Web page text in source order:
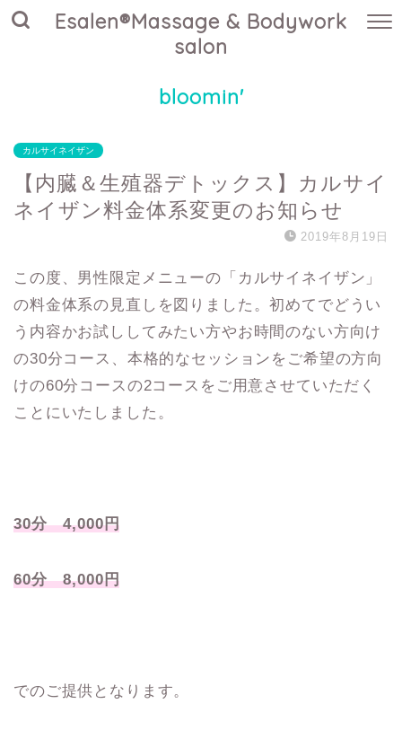
Esalen®Massage & Bodywork
salon
bloomin'
カルサイネイザン
【内臓＆生殖器デトックス】カルサイ
ネイザン料金体系変更のお知らせ
2019年8月19日
この度、男性限定メニューの「カルサイネイザン」
の料金体系の見直しを図りました。初めてでどうい
う内容かお試ししてみたい方やお時間のない方向け
の30分コース、本格的なセッションをご希望の方向
けの60分コースの2コースをご用意させていただく
ことにいたしました。
30分 4,000円
60分 8,000円
でのご提供となります。